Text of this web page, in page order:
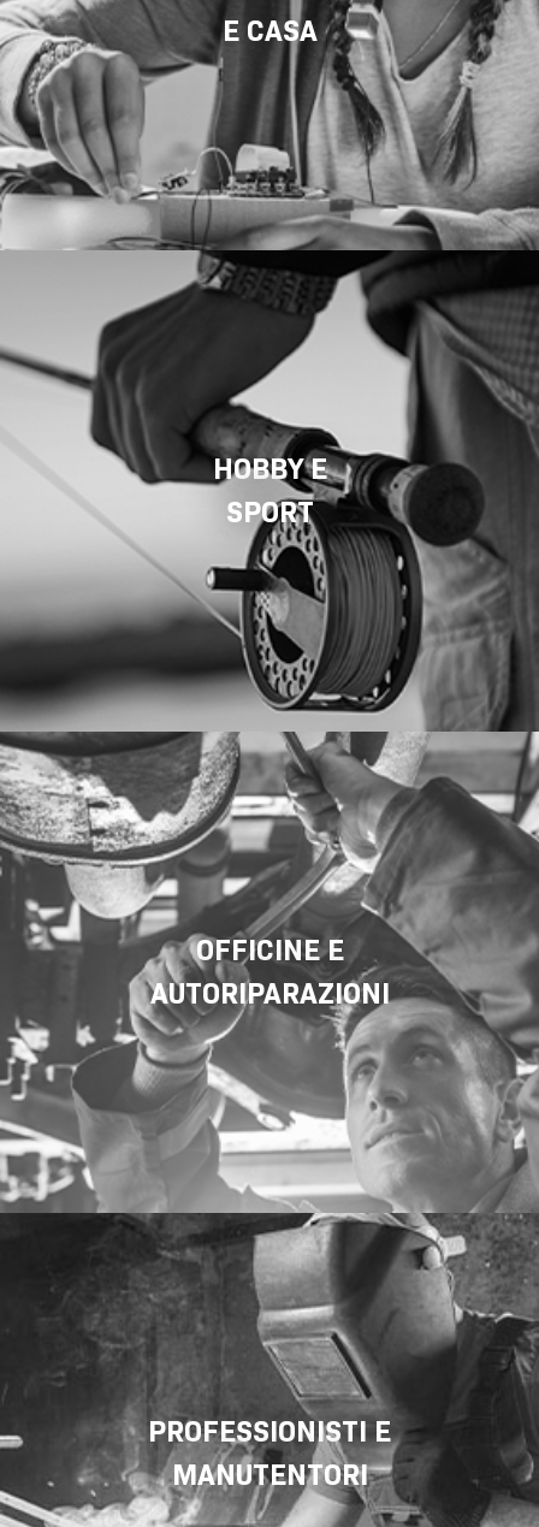
E CASA
HOBBY E
SPORT
OFFICINE E
AUTORIPARAZIONI
PROFESSIONISTI E
MANUTENTORI